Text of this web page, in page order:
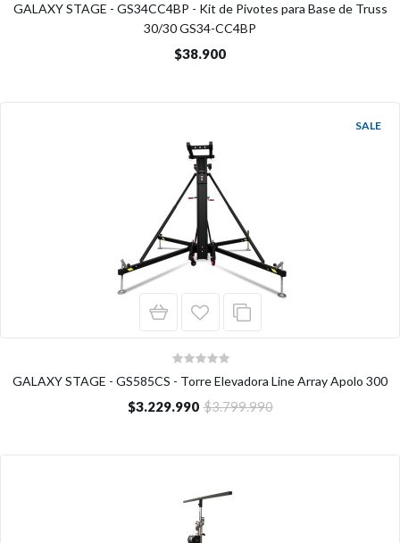
GALAXY STAGE - GS34CC4BP - Kit de Pivotes para Base de Truss
30/30 GS34-CC4BP
$38.900
SALE
GALAXY STAGE - GS585CS - Torre Elevadora Line Array Apolo 300
$3.229.990 $3.799.990